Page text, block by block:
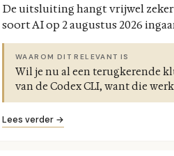
De uitsluiting hangt vrijwel
soort AI op 2 augustus 2026
WAAROM DIT RELEVANT IS
Wil je nu al een terugkerende
van de Codex CLI, want die
Lees verder →